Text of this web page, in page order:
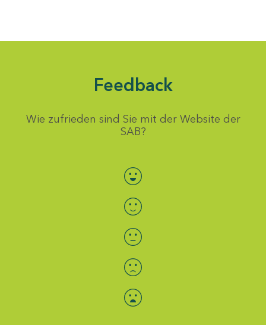
Feedback
Wie zufrieden sind Sie mit der Website der
SAB?
Bewertung auswählen